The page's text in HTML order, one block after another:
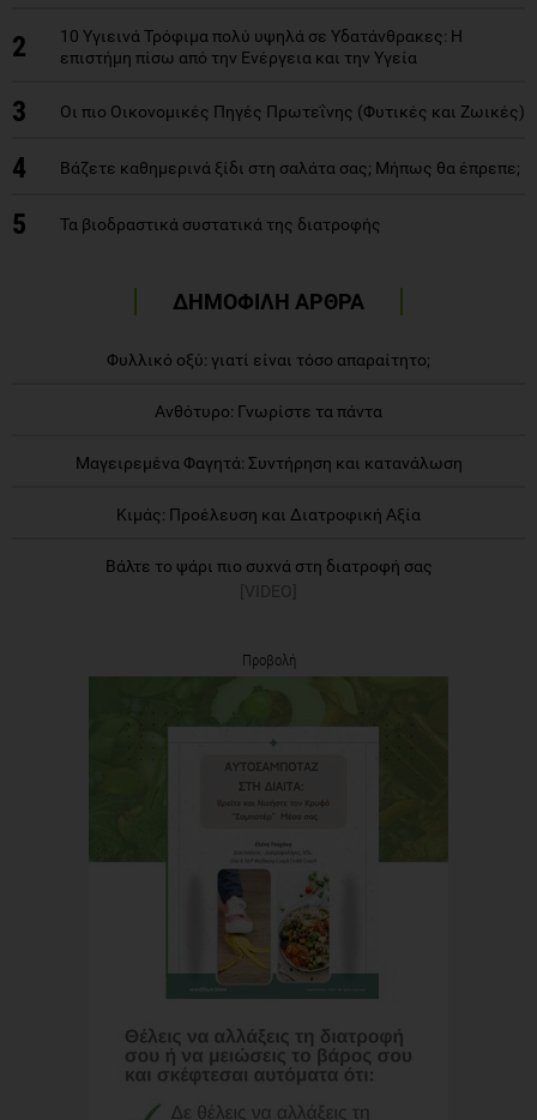
2
10 Υγιεινά Τρόφιμα πολύ υψηλά σε Υδατάνθρακες: Η
επιστήμη πίσω από την Ενέργεια και την Υγεία
3 Οι πιο Οικονομικές Πηγές Πρωτεΐνης (Φυτικές και Ζωικές)
4 Βάζετε καθημερινά ξίδι στη σαλάτα σας; Μήπως θα έπρεπε;
5 Τα βιοδραστικά συστατικά της διατροφής
ΔΗΜΟΦΙΛΗ ΑΡΘΡΑ
Φυλλικό οξύ: γιατί είναι τόσο απαραίτητο;
Ανθότυρο: Γνωρίστε τα πάντα
Μαγειρεμένα Φαγητά: Συντήρηση και κατανάλωση
Κιμάς: Προέλευση και Διατροφική Αξία
Βάλτε το ψάρι πιο συχνά στη διατροφή σας
[VIDEO]
Προβολή